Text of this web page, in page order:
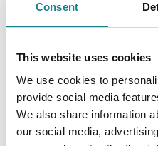
Consent
This website uses cookies
We use cookies to
provide social media
We also share information
our social media,
3) Woran HR erkennt,
der Organisation wird.
4) Warum Organisationen
5) Welche Rolle
multiperspektivisches
spielen.